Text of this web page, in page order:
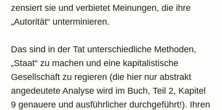
zensiert sie und verbietet Meinungen, die ihre
„Autorität“ unterminieren.
Das sind in der Tat unterschiedliche Methoden,
„Staat“ zu machen und eine kapitalistische
Gesellschaft zu regieren (die hier nur abstrakt
angedeutete Analyse wird im Buch, Teil 2, Kapitel
9 genauere und ausführlicher durchgeführt!). Ihren